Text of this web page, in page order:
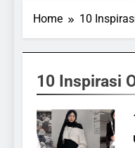
Home 10
10 Inspirasi